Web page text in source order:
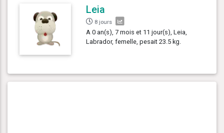
Leia
8 jours
A 0 an(s), 7 mois et 11 jour(s), Leia,
Labrador, femelle, pesait 23.5 kg.